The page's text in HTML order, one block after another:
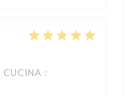
CUCINA :